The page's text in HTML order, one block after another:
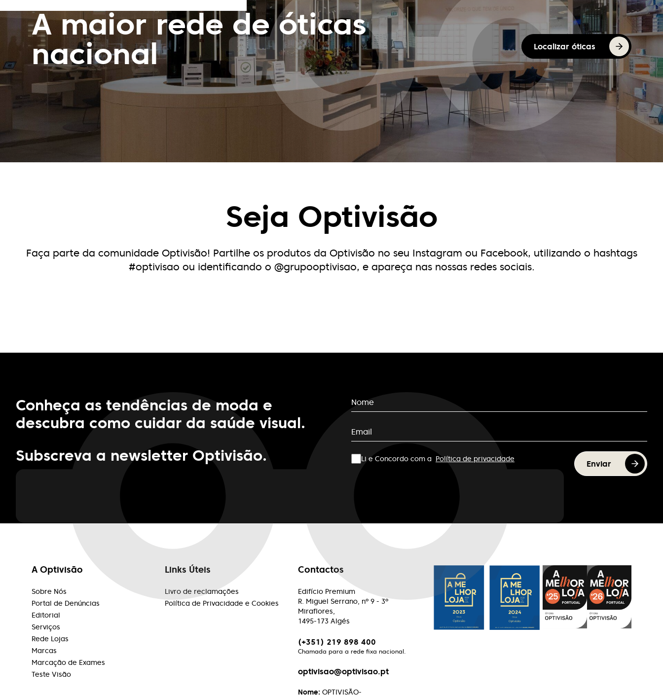
A maior rede de óticas
nacional Localizar óticas
Seja Optivisão
Faça parte da comunidade Optivisão! Partilhe os produtos da Optivisão no seu Instagram ou Facebook, utilizando o hashtags
#optivisao ou identificando o @grupooptivisao, e apareça nas nossas redes sociais.
Conheça as tendências de moda e
descubra como cuidar da saúde visual.
Subscreva a newsletter Optivisão.
Li e Concordo com a Política de privacidade Enviar
A Optivisão
Sobre Nós
Portal de Denúncias
Editorial
Serviços
Rede Lojas
Marcas
Marcação de Exames
Teste Visão
Links Úteis
Livro de reclamações
Política de Privacidade e Cookies
Contactos
Edifício Premium
R. Miguel Serrano, nº 9 - 3º
Miraflores,
1495-173 Algés
(+351) 219 898 400
Chamada para a rede fixa nacional.
optivisao@optivisao.pt
Nome: OPTIVISÃO-